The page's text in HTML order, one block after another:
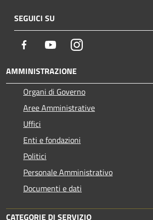
SEGUICI SU
Facebook YoutubeInstagram
AMMINISTRAZIONE
Organi di Governo
Aree Amministrative
Uffici
Enti e fondazioni
Politici
Personale Amministrativo
Documenti e dati
CATEGORIE DI SERVIZIO